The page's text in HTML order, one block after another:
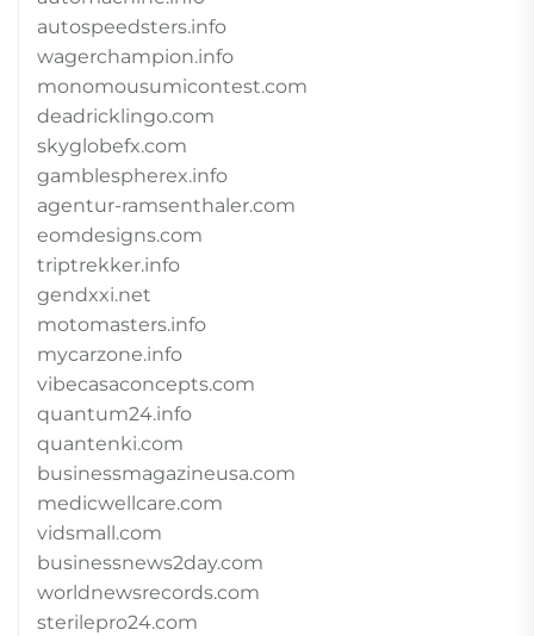
autospeedsters.info
wagerchampion.info
monomousumicontest.com
deadricklingo.com
skyglobefx.com
gamblespherex.info
agentur-ramsenthaler.com
eomdesigns.com
triptrekker.info
gendxxi.net
motomasters.info
mycarzone.info
vibecasaconcepts.com
quantum24.info
quantenki.com
businessmagazineusa.com
medicwellcare.com
vidsmall.com
businessnews2day.com
worldnewsrecords.com
sterilepro24.com